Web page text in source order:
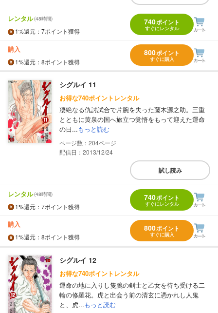
レンタル(48時間)
1%還元 ：7ポイント獲得
740ポイント
すぐにレンタル
購入
1%還元 ：8ポイント獲得
800ポイント
すぐに購入
シグルイ 11
お得な740ポイントレンタル
凄絶なる仇討試合で片腕を失った藤木源之助。三重
とともに黄泉の国へ旅立つ覚悟をもって迎えた運命
の日...もっと読む
204
配信日：2013/12/24
試し読み
レンタル(48時間)
1%還元 ：7ポイント獲得
740ポイント
すぐにレンタル
購入
1%還元 ：8ポイント獲得
800ポイント
すぐに購入
シグルイ 12
お得な740ポイントレンタル
運命の地に入りし隻腕の剣士と乙女を待ち受ける二
輪の修羅花。虎と出会う前の清玄に憑かれし人鬼
と、虎...もっと読む